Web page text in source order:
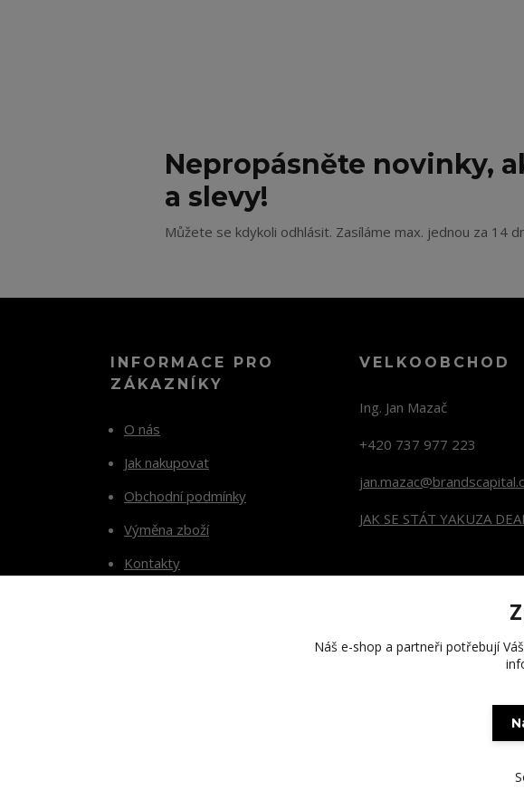
Nepropásněte novinky,
a slevy!
Můžete se kdykoli odhlásit. Zasíláme max. jednou za 14
INFORMACE PRO
ZÁKAZNÍKY
O nás
Jak nakupovat
Obchodní podmínky
Výměna zboží
Kontakty
VELKOOBCHOD
Ing. Jan Mazač
+420 737 977 223
JAK SE STÁT YAKUZA
Náš e-shop a partneři potřebují Váš